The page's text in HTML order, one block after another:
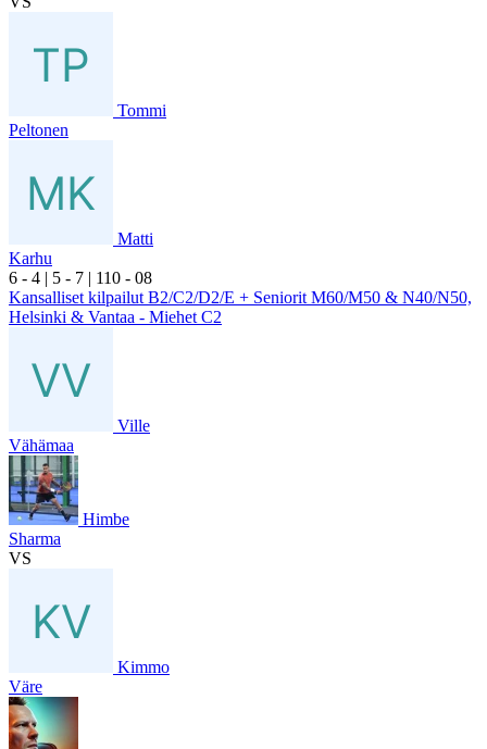
Tommi
Peltonen
Matti
Karhu
6 - 4 | 5 - 7 | 110 - 08
Kansalliset kilpailut B2/C2/D2/E + Seniorit M60/M50 & N40/N50,
Helsinki & Vantaa - Miehet C2
Ville
Vähämaa
Himbe
Sharma
VS
Kimmo
Väre